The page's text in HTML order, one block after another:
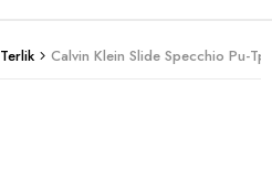
Terlik Calvin Klein Slide Specchio Pu-